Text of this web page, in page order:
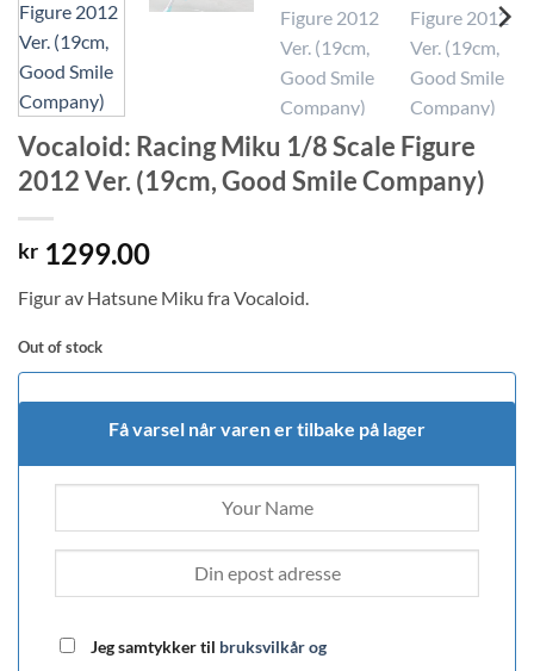
Vocaloid: Racing Miku 1/8 Scale Figure
2012 Ver. (19cm, Good Smile Company)
kr 1299.00
Figur av Hatsune Miku fra Vocaloid.
Out of stock
Få varsel når varen er tilbake på lager
Jeg samtykker til bruksvilkår og